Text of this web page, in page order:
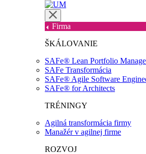
Firma
ŠKÁLOVANIE
SAFe® Lean Portfolio
SAFe Transformácia
SAFe® Agile Software
SAFe® for Architects
TRÉNINGY
Agilná transformácia firmy
Manažér v agilnej firme
ROZVOJ